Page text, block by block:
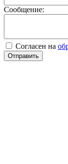
Сообщение:
Согласен на
Отправить